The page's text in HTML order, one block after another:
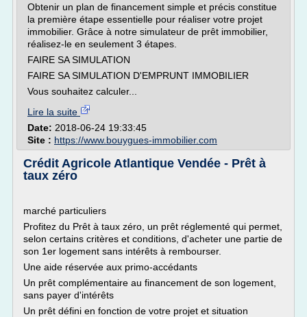
Obtenir un plan de financement simple et précis constitue
la première étape essentielle pour réaliser votre projet
immobilier. Grâce à notre simulateur de prêt immobilier,
réalisez-le en seulement 3 étapes.
FAIRE SA SIMULATION
FAIRE SA SIMULATION D'EMPRUNT IMMOBILIER
Vous souhaitez calculer...
Lire la suite
Date: 2018-06-24 19:33:45
Site : https://www.bouygues-immobilier.com
Crédit Agricole Atlantique Vendée - Prêt à
taux zéro
marché particuliers
Profitez du Prêt à taux zéro, un prêt réglementé qui permet,
selon certains critères et conditions, d'acheter une partie de
son 1er logement sans intérêts à rembourser.
Une aide réservée aux primo-accédants
Un prêt complémentaire au financement de son logement,
sans payer d'intérêts
Un prêt défini en fonction de votre projet et situation